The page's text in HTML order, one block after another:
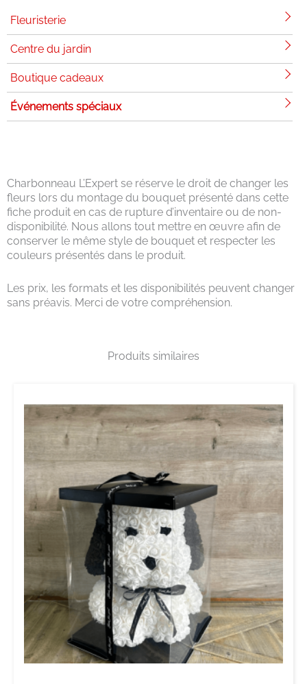
Fleuristerie
Centre du jardin
Boutique cadeaux
Événements spéciaux
Charbonneau L’Expert se réserve le droit de changer les
fleurs lors du montage du bouquet présenté dans cette
fiche produit en cas de rupture d’inventaire ou de non-
disponibilité. Nous allons tout mettre en œuvre afin de
conserver le même style de bouquet et respecter les
couleurs présentés dans le produit.
Les prix, les formats et les disponibilités peuvent changer
sans préavis. Merci de votre compréhension.
Produits similaires